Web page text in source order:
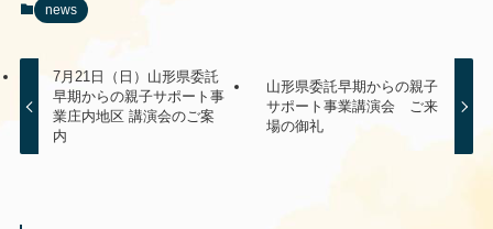
news
7月21日（日）山形県委託
早期からの親子サポート事
業庄内地区 講演会のご案
内
山形県委託早期からの親子
サポート事業講演会 ご来
場の御礼